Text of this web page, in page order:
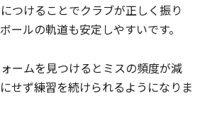
つけることでクラブが正しく振り
ールの軌道も安定しやすいです。
ームを見つけるとミスの頻度が減
せず練習を続けられるようになりま